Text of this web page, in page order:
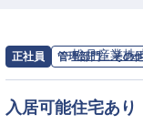
ーー【安心して長く
新しい生活を始める
バス完備の個室寮を
正社員 管理部門・その
求人情報：松月産業株
入居可能住宅あ